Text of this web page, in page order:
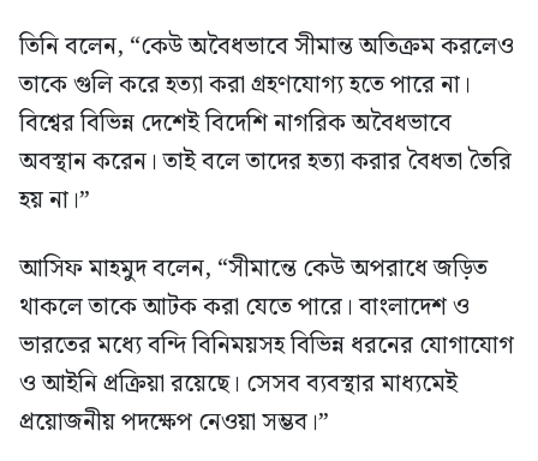
তিনি বলেন, “কেউ অবৈধভাবে সীমান্ত অতিক্রম করলেও
তাকে গুলি করে হত্যা করা গ্রহণযোগ্য হতে পারে না।
বিশ্বের বিভিন্ন দেশেই বিদেশি নাগরিক অবৈধভাবে
অবস্থান করেন। তাই বলে তাদের হত্যা করার বৈধতা তৈরি
হয় না।”
আসিফ মাহমুদ বলেন, “সীমান্তে কেউ অপরাধে জড়িত
থাকলে তাকে আটক করা যেতে পারে। বাংলাদেশ ও
ভারতের মধ্যে বন্দি বিনিময়সহ বিভিন্ন ধরনের যোগাযোগ
ও আইনি প্রক্রিয়া রয়েছে। সেসব ব্যবস্থার মাধ্যমেই
প্রয়োজনীয় পদক্ষেপ নেওয়া সম্ভব।”